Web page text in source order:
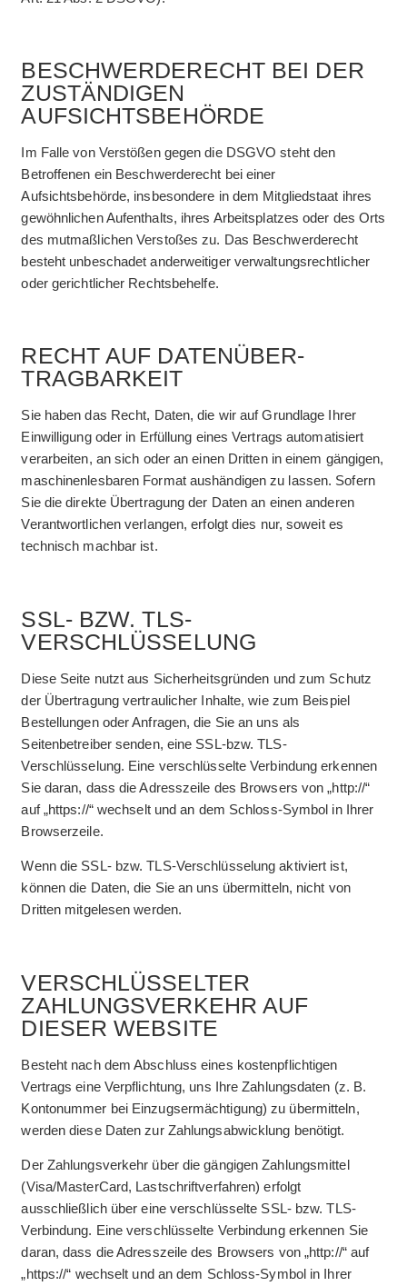
BESCHWERDERECHT BEI DER
ZUSTÄNDIGEN
AUFSICHTSBEHÖRDE
Im Falle von Verstößen gegen die DSGVO steht den
Betroffenen ein Beschwerderecht bei einer
Aufsichtsbehörde, insbesondere in dem Mitgliedstaat ihres
gewöhnlichen Aufenthalts, ihres Arbeitsplatzes oder des Orts
des mutmaßlichen Verstoßes zu. Das Beschwerderecht
besteht unbeschadet anderweitiger verwaltungsrechtlicher
oder gerichtlicher Rechtsbehelfe.
RECHT AUF DATENÜBER­
TRAGBARKEIT
Sie haben das Recht, Daten, die wir auf Grundlage Ihrer
Einwilligung oder in Erfüllung eines Vertrags automatisiert
verarbeiten, an sich oder an einen Dritten in einem gängigen,
maschinenlesbaren Format aushändigen zu lassen. Sofern
Sie die direkte Übertragung der Daten an einen anderen
Verantwortlichen verlangen, erfolgt dies nur, soweit es
technisch machbar ist.
SSL- BZW. TLS-
VERSCHLÜSSELUNG
Diese Seite nutzt aus Sicherheitsgründen und zum Schutz
der Übertragung vertraulicher Inhalte, wie zum Beispiel
Bestellungen oder Anfragen, die Sie an uns als
Seitenbetreiber senden, eine SSL-bzw. TLS-
Verschlüsselung. Eine verschlüsselte Verbindung erkennen
Sie daran, dass die Adresszeile des Browsers von „http://“
auf „https://“ wechselt und an dem Schloss-Symbol in Ihrer
Browserzeile.
Wenn die SSL- bzw. TLS-Verschlüsselung aktiviert ist,
können die Daten, die Sie an uns übermitteln, nicht von
Dritten mitgelesen werden.
VERSCHLÜSSELTER
ZAHLUNGSVERKEHR AUF
DIESER WEBSITE
Besteht nach dem Abschluss eines kostenpflichtigen
Vertrags eine Verpflichtung, uns Ihre Zahlungsdaten (z. B.
Kontonummer bei Einzugsermächtigung) zu übermitteln,
werden diese Daten zur Zahlungsabwicklung benötigt.
Der Zahlungsverkehr über die gängigen Zahlungsmittel
(Visa/MasterCard, Lastschriftverfahren) erfolgt
ausschließlich über eine verschlüsselte SSL- bzw. TLS-
Verbindung. Eine verschlüsselte Verbindung erkennen Sie
daran, dass die Adresszeile des Browsers von „http://“ auf
„https://“ wechselt und an dem Schloss-Symbol in Ihrer